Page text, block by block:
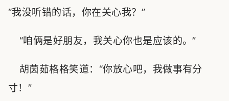
“我没听错的话，你在关心我？”
“咱俩是好朋友，我关心你也是应该的。”
胡茵茹格格笑道：“你放心吧，我做事有分
寸！”